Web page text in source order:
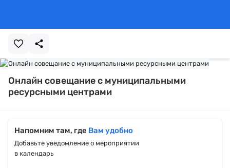
Онлайн совещание с муниципальными
ресурсными центрами
Напомним там, где Вам удобно
Добавьте уведомление о мероприятии
в календарь